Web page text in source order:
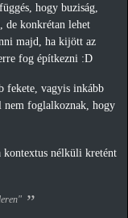
hogy buziság,
de konkrétan lehet
majd, ha kijött az
fog építkezni :D
fekete, vagyis inkább
nem foglalkoznak, hogy
nélküli kretént